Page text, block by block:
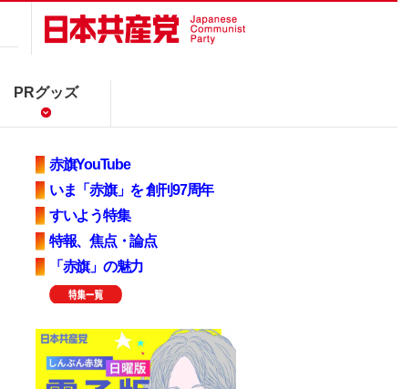
PRグッズ
赤旗YouTube
いま「赤旗」を 創刊97周年
すいよう特集
特報、焦点・論点
「赤旗」の魅力